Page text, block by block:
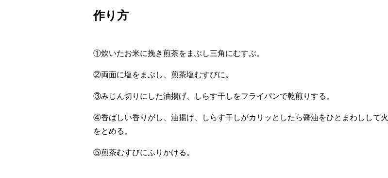
作り方
①炊いたお米に挽き煎茶をまぶし三角にむすぶ。
②両面に塩をまぶし、煎茶塩むすびに。
③みじん切りにした油揚げ、しらす干しをフライパンで乾煎りする。
④香ばしい香りがし、油揚げ、しらす干しがカリッとしたら醤油をひとまわしして火
をとめる。
⑤煎茶むすびにふりかける。